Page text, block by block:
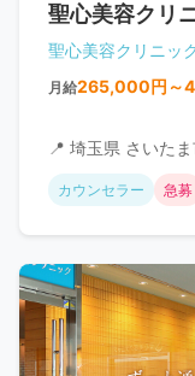
聖心美容クリ
聖心美容クリニッ
月給265,000円～
📍 埼玉県 さいた
カウンセラー 急募